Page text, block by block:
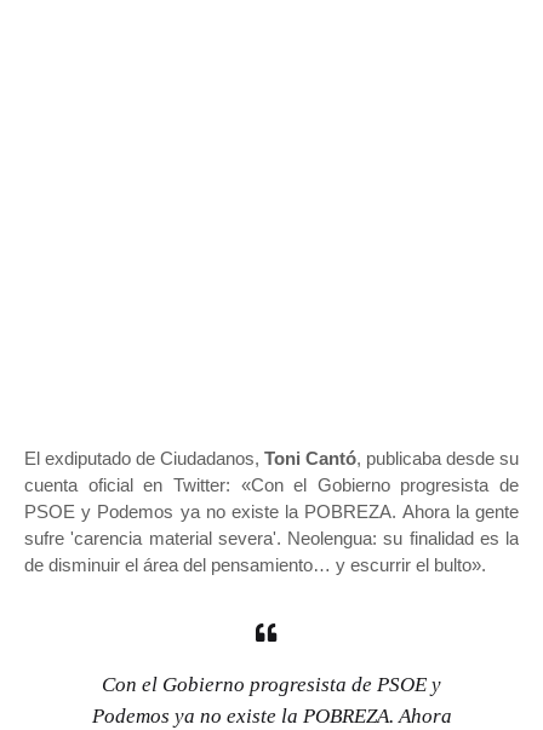
El exdiputado de Ciudadanos, Toni Cantó, publicaba desde su
cuenta oficial en Twitter: «Con el Gobierno progresista de
PSOE y Podemos ya no existe la POBREZA. Ahora la gente
sufre 'carencia material severa'. Neolengua: su finalidad es la
de disminuir el área del pensamiento… y escurrir el bulto».
Con el Gobierno progresista de PSOE y
Podemos ya no existe la POBREZA. Ahora